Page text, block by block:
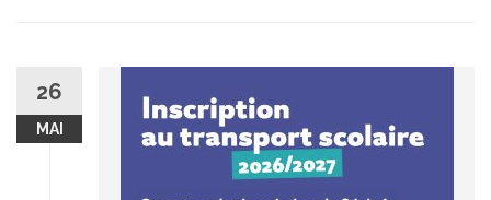
26
MAI